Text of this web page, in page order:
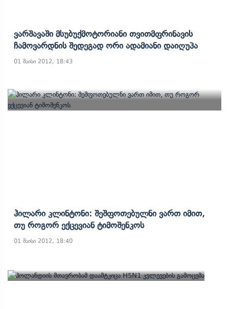
Ვარშავაში Მსუბუქმოტორიანი Თვითმფრინავის
Ჩამოვარდნის Შედეგად Ორი Ადამიანი Დაიღუპა
01 მაისი 2012, 18:43
Ჰილარი Კლინტონი: Შეშფოთებულნი Ვართ Იმით,
Თუ Როგორ Ექცევიან Ტიმოშენკოს
01 მაისი 2012, 18:40